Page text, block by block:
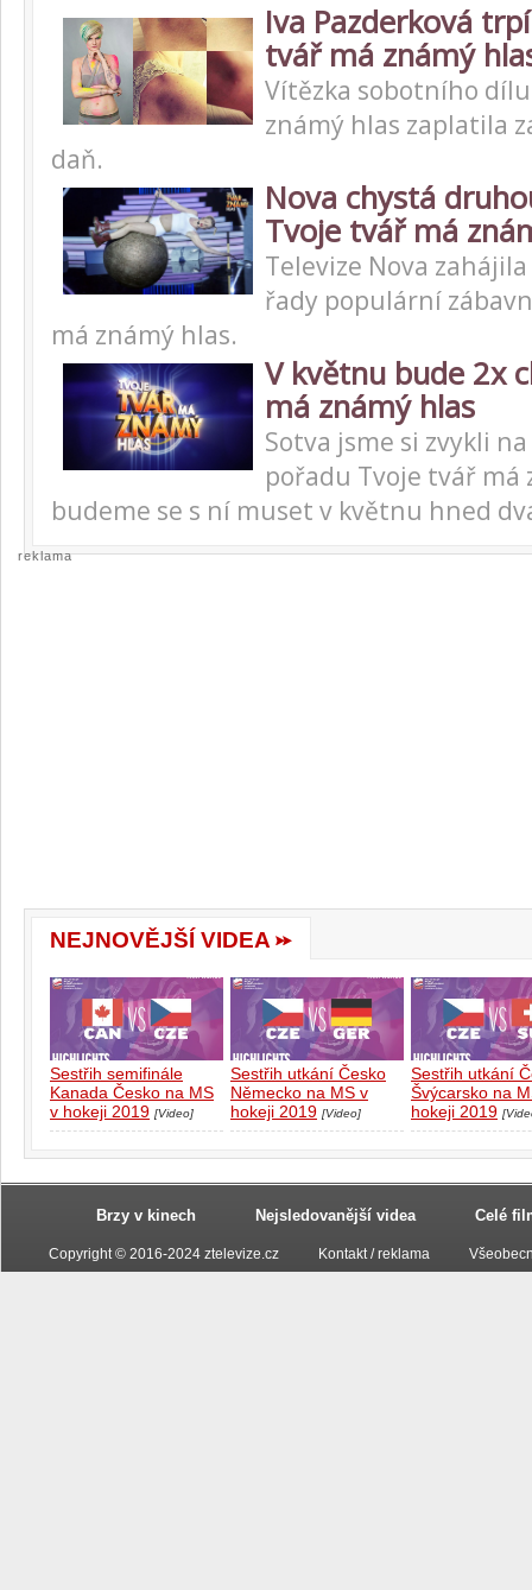
Iva Pazderková
tvář má známý
Vítězka sobotního
známý hlas zaplatila
daň.
Nova chystá
Tvoje tvář má
Televize Nova
řady populární
má známý hlas.
V květnu bude 2x
má známý hlas
Sotva jsme si zvykli
pořadu Tvoje tvář má
budeme se s ní muset v květnu hned
reklama
NEJNOVĚJŠÍ VIDEA
Sestřih semifinále
Kanada Česko na MS
v hokeji 2019 [Video]
Sestřih utkání Česko
Německo na MS v
hokeji 2019 [Video]
Sestřih utkání
Švýcarsko na
hokeji 2019
Brzy v kinech Nejsledovanější videa Celé
Copyright © 2016-2024 ztelevize.cz Kontakt / reklama